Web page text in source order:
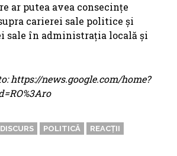
ar putea avea consecințe
carierei sale politice și
sale în administrația locală și
https://news.google.com/home?
DISCURS POLITICĂ REACȚII